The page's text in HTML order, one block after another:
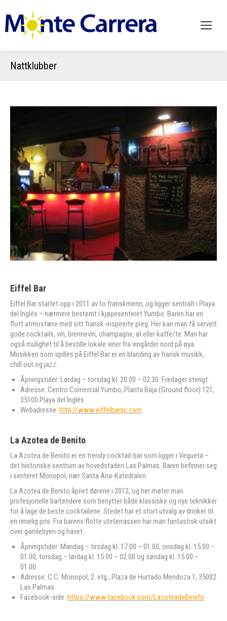
Nattklubber
Eiffel Bar
Eiffel Bar startet opp i 2011 av to franskmenn, og ligger sentralt i Playa
del Inglés – nærmere bestemt i kjøpesenteret Yumbo. Baren har en
flott atmosfære med sitt fransk-inspirerte preg. Her kan man få servert
gode cocktails, vin, brennevin, champagne, øl eller kaffe/te. Man har
også mulighet til å bestille lokale viner fra vingårder nord på øya.
Musikken som spilles på Eiffel Bar er en blanding av fransk musikk,
chill out og jazz.
Åpningstider: Lørdag – torsdag kl. 20.00 – 02.30. Fredager stengt.
Adresse: Centro Comercial Yumbo, Planta Baja (Ground floor) 121,
35100 Playa del Inglés
Webadresse: http://www.eiffelbargc.com
La Azotea de Benito
La Azotea de Benito er en trendy cocktail-bar som ligger i Vegueta –
det historiske sentrum av hovedstaden Las Palmas. Baren befinner seg
i senteret Monopol, nær Santa Ana-Katedralen.
La Azotea de Benito åpnet dørene i 2012, og her møter man
profesjonelle bartendere som benytter både klassiske og nye teknikker
for å lage de beste cocktailene. Stedet har et stort utvalg av drinker til
en rimelig pris. Fra barens flotte uteterrassen har man fantastisk utsikt
over gamlebyen og havet.
Åpningstider: Mandag – tirsdag kl. 17.00 – 01.00, onsdag kl. 15.00 –
01.00, torsdag – lørdag kl. 15.00 – 02.00 og søndag kl. 15.00 –
01.00.
Adresse: C.C. Monopol, 2. etg., Plaza de Hurtado Mendoza 1, 35002
Las Palmas
Facebook-side: https://www.facebook.com/LazoteadeBenito